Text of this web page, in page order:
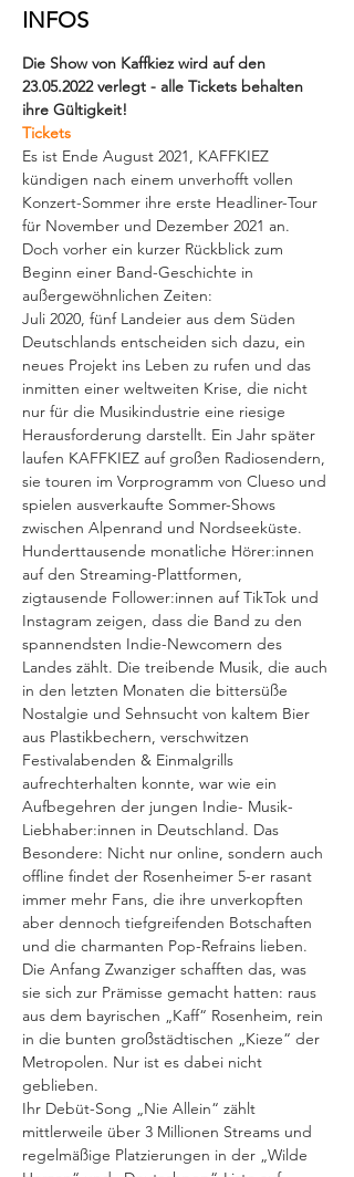
INFOS
Die Show von Kaffkiez wird auf den
23.05.2022 verlegt - alle Tickets behalten
ihre Gültigkeit!
Tickets
Es ist Ende August 2021, KAFFKIEZ
kündigen nach einem unverhofft vollen
Konzert-Sommer ihre erste Headliner-Tour
für November und Dezember 2021 an.
Doch vorher ein kurzer Rückblick zum
Beginn einer Band-Geschichte in
außergewöhnlichen Zeiten:
Juli 2020, fünf Landeier aus dem Süden
Deutschlands entscheiden sich dazu, ein
neues Projekt ins Leben zu rufen und das
inmitten einer weltweiten Krise, die nicht
nur für die Musikindustrie eine riesige
Herausforderung darstellt. Ein Jahr später
laufen KAFFKIEZ auf großen Radiosendern,
sie touren im Vorprogramm von Clueso und
spielen ausverkaufte Sommer-Shows
zwischen Alpenrand und Nordseeküste.
Hunderttausende monatliche Hörer:innen
auf den Streaming-Plattformen,
zigtausende Follower:innen auf TikTok und
Instagram zeigen, dass die Band zu den
spannendsten Indie-Newcomern des
Landes zählt. Die treibende Musik, die auch
in den letzten Monaten die bittersüße
Nostalgie und Sehnsucht von kaltem Bier
aus Plastikbechern, verschwitzen
Festivalabenden & Einmalgrills
aufrechterhalten konnte, war wie ein
Aufbegehren der jungen Indie- Musik-
Liebhaber:innen in Deutschland. Das
Besondere: Nicht nur online, sondern auch
offline findet der Rosenheimer 5-er rasant
immer mehr Fans, die ihre unverkopften
aber dennoch tiefgreifenden Botschaften
und die charmanten Pop-Refrains lieben.
Die Anfang Zwanziger schafften das, was
sie sich zur Prämisse gemacht hatten: raus
aus dem bayrischen „Kaff“ Rosenheim, rein
in die bunten großstädtischen „Kieze“ der
Metropolen. Nur ist es dabei nicht
geblieben.
Ihr Debüt-Song „Nie Allein“ zählt
mittlerweile über 3 Millionen Streams und
regelmäßige Platzierungen in der „Wilde